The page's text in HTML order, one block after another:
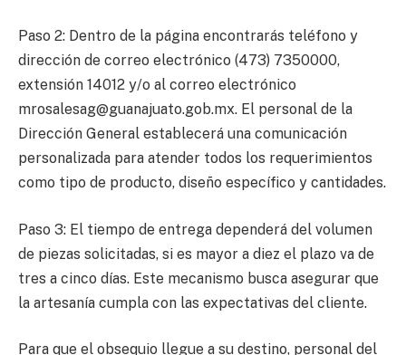
Paso 2: Dentro de la página encontrarás teléfono y
dirección de correo electrónico (473) 7350000,
extensión 14012 y/o al correo electrónico
mrosalesag@guanajuato.gob.mx. El personal de la
Dirección General establecerá una comunicación
personalizada para atender todos los requerimientos
como tipo de producto, diseño específico y cantidades.
Paso 3: El tiempo de entrega dependerá del volumen
de piezas solicitadas, si es mayor a diez el plazo va de
tres a cinco días. Este mecanismo busca asegurar que
la artesanía cumpla con las expectativas del cliente.
Para que el obsequio llegue a su destino, personal del